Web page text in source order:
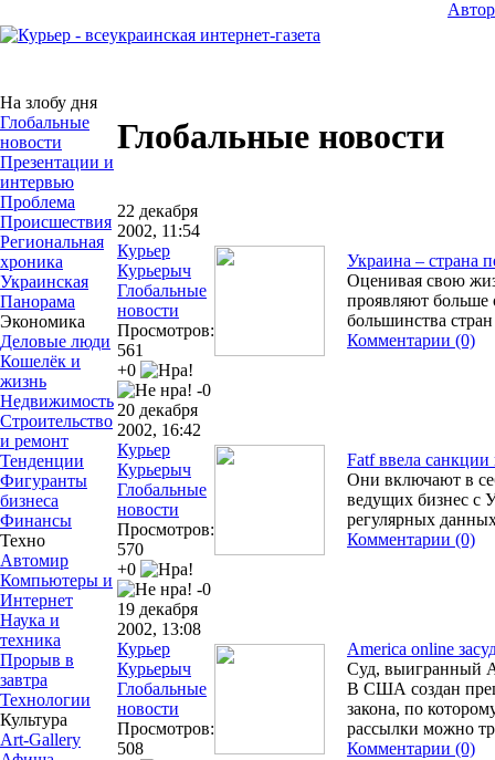
На злобу дня
Глобальные
новости
Презентации и
интервью
Проблема
Происшествия
Региональная
хроника
Украинская
Панорама
Экономика
Деловые люди
Кошелёк и
жизнь
Недвижимость
Строительство
и ремонт
Тенденции
Фигуранты
бизнеса
Финансы
Техно
Автомир
Компьютеры и
Интернет
Наука и
техника
Прорыв в
завтра
Технологии
Культура
Art-Gallery
Глобальные новости
22 декабря
2002, 11:54
Курьер
Курьерыч
Глобальные
новости
Просмотров:
561
+0
-0
Украина – страна
Оценивая свою
проявляют
большинства
Комментарии (0)
20 декабря
2002, 16:42
Курьер
Курьерыч
Глобальные
новости
Просмотров:
570
+0
-0
Fatf ввела
Они включают в
ведущих бизнес с
регулярных
Комментарии (0)
19 декабря
2002, 13:08
Курьер
Курьерыч
Глобальные
новости
Просмотров:
508
America online
Суд, выигранный
В США создан
закона, по
рассылки можно
Комментарии (0)